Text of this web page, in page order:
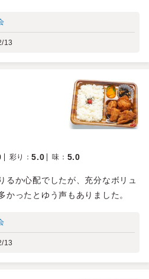
13
彩り ：5.0 味 ： 5.0
るか心配でしたが、充分なボリュ
かったとゆう声もありました。
13